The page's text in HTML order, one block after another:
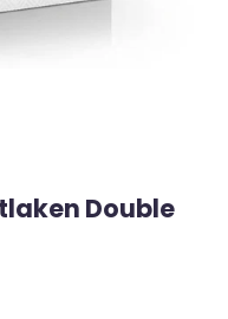
Double